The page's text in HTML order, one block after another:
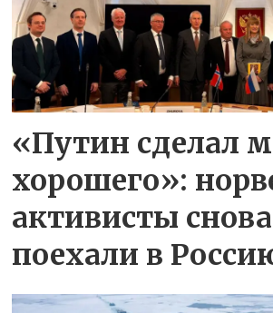
«Путин сделал
хорошего»:
активисты снова
поехали в